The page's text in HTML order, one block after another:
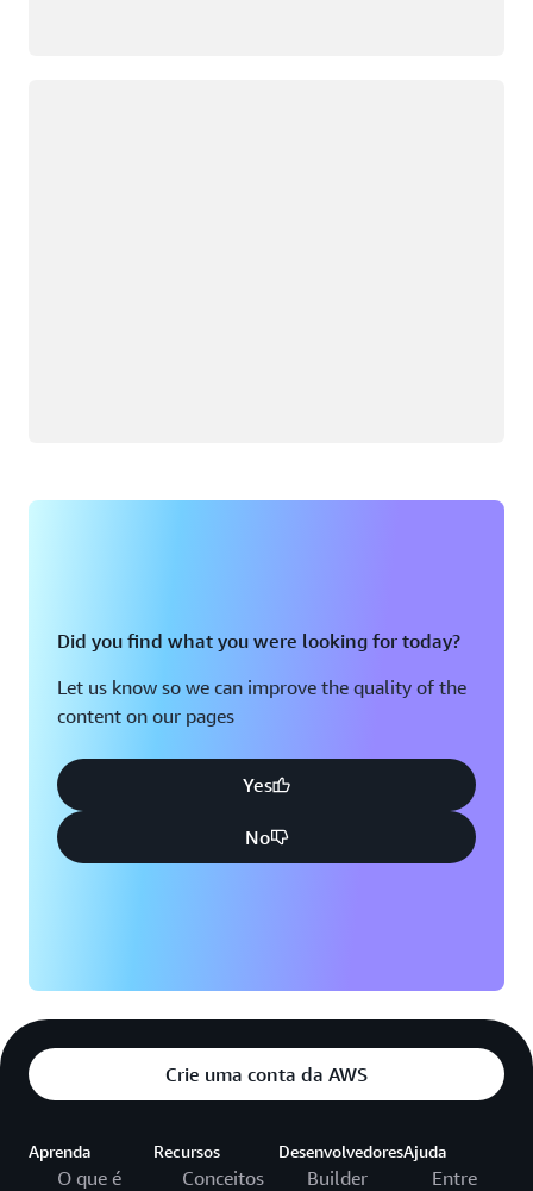
Did you find what you were looking for today?
Let us know so we can improve the quality of the
content on our pages
Yes
No
Crie uma conta da AWS
Aprenda
O que é
Recursos
Conceitos
Desenvolvedores
Builder
Ajuda
Entre